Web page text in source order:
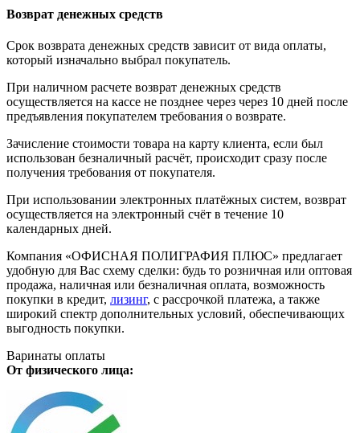
Возврат денежных средств
Срок возврата денежных средств зависит от вида оплаты,
который изначально выбрал покупатель.
При наличном расчете возврат денежных средств
осуществляется на кассе не позднее через через 10 дней после
предъявления покупателем требования о возврате.
Зачисление стоимости товара на карту клиента, если был
использован безналичный расчёт, происходит сразу после
получения требования от покупателя.
При использовании электронных платёжных систем, возврат
осуществляется на электронный счёт в течение 10
календарных дней.
Компания «ОФИСНАЯ ПОЛИГРАФИЯ ПЛЮС» предлагает
удобную для Вас схему сделки: будь то розничная или оптовая
продажа, наличная или безналичная оплата, возможность
покупки в кредит, лизинг, с рассрочкой платежа, а также
широкий спектр дополнительных условий, обеспечивающих
выгодность покупки.
Варинаты оплаты
От физического лица: